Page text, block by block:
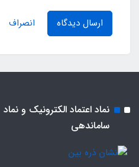
ارسال دیدگاه انصراف
نماد اعتماد الکترونیک و نماد
ساماندهی